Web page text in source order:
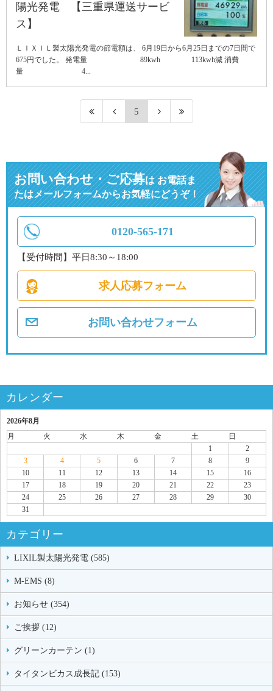
陽光発電 【三重県運送サービ
ス】
ＬＩＸＩＬ製太陽光発電の節電額は、 6月19日から6月25日までの7日間で
675円でした。 発電量 89kwh 113kwh減 消費
量 4...
5
お問い合わせ・ご応募はお電話ま
たはメールフォームからお気軽にどうぞ！
0120-565-171
【受付時間】平日8:30～18:00
求人応募フォーム
お問い合わせフォーム
カレンダー
2026年8月
月
火 水 木 金 土
日
1
2
3
4 5 6 7 8
9
10
11 12 13 14 15
16
17
18 19 20 21 22
23
24
25 26 27 28 29
30
31
カテゴリー
LIXIL製太陽光発電 (585)
M-EMS (8)
お知らせ (354)
ご挨拶 (12)
グリーンカーテン (1)
タイタンビカス成長記 (153)